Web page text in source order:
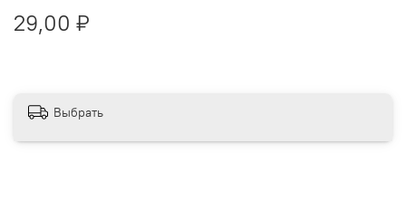
29,00 ₽
Выбрать